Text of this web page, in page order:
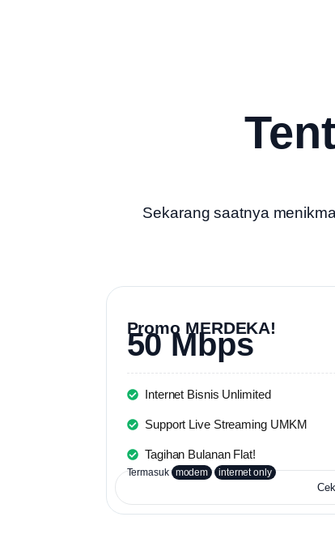
Sekarang saatnya
Promo MERDEKA!
50 Mbps
Internet Bisnis Unlimited
Support Live Streaming UMKM
Tagihan Bulanan Flat!
Termasuk modem internet only